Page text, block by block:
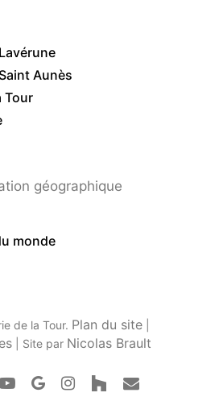
Aunès
Tour
géographique
monde
de la Tour. Plan du site
| Site par Nicolas Brault
youtubegoogle-instagramhouzzemail